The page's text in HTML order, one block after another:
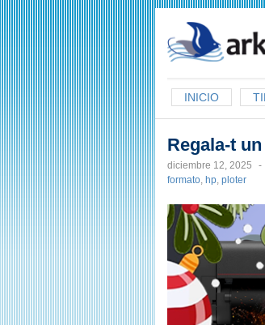
INICIO
Regala-t
diciembre 12, 2025 -
formato, hp, ploter